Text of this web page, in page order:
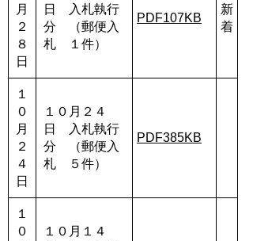
月
２
８
日
日 入札執行
分 （郵便入
札 １件）
PDF107KB
新
着
１
０
月
２
４
日
１０月２４
日 入札執行
分 （郵便入
札 ５件）
PDF385KB
１
０
１０月１４